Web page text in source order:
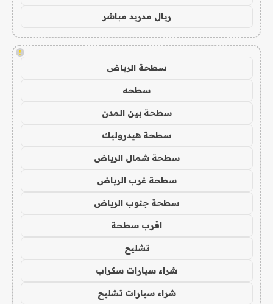
ريال مدريد مباشر
!
سطحة الرياض
سطحه
سطحة بين المدن
سطحة هيدروليك
سطحة شمال الرياض
سطحة غرب الرياض
سطحة جنوب الرياض
اقرب سطحة
تشليح
شراء سيارات سكراب
شراء سيارات تشليح